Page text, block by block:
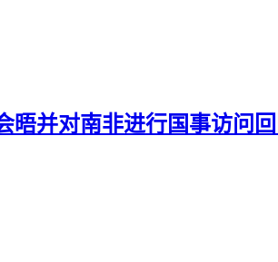
晤并对南非进行国事访问回